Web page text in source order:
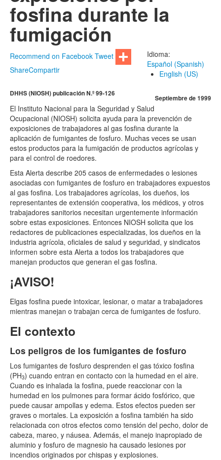
fosfina durante la
fumigación
Idioma:
Español (Spanish)
English (US)
Recommend on Facebook Tweet
ShareCompartir
Septiembre de 1999
DHHS (NIOSH) publicación N.º 99-126
El Instituto Nacional para la Seguridad y Salud
Ocupacional (NIOSH) solicita ayuda para la prevención de
exposiciones de trabajadores al gas fosfina durante la
aplicación de fumigantes de fosfuro. Muchas veces se usan
estos productos para la fumigación de productos agrícolas y
para el control de roedores.
Esta Alerta describe 205 casos de enfermedades o lesiones
asociadas con fumigantes de fosfuro en trabajadores expuestos
al gas fosfina. Los trabajadores agrícolas, los dueños, los
representantes de extensión cooperativa, los médicos, y otros
trabajadores sanitorios necesitan urgentemente información
sobre estas exposiciones. Entonces NIOSH solicita que los
redactores de publicaciones especializadas, los dueños en la
industria agrícola, oficiales de salud y seguridad, y sindicatos
informen sobre esta Alerta a todos los trabajadores que
manejan productos que generan el gas fosfina.
¡AVISO!
Elgas fosfina puede intoxicar, lesionar, o matar a trabajadores
mientras manejan o trabajan cerca de fumigantes de fosfuro.
El contexto
Los peligros de los fumigantes de fosfuro
Los fumigantes de fosfuro desprenden el gas tóxico fosfina
(PH3) cuando entran en contacto con la humedad en el aire.
Cuando es inhalada la fosfina, puede reaccionar con la
humedad en los pulmones para formar ácido fosfórico, que
puede causar ampollas y edema. Estos efectos pueden ser
graves o mortales. La exposición a fosfina también ha sido
relacionada con otros efectos como tensión del pecho, dolor de
cabeza, mareo, y náusea. Además, el manejo inapropiado de
aluminio y fosfuro de magnesio ha causado lesiones por
incendios originados por chispas y explosiones.